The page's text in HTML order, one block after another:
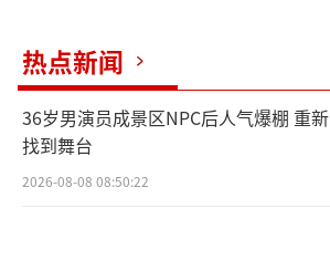
热点新闻
36岁男演员成景区NPC后人气爆棚 重新
找到舞台
2026-08-08 08:50:22